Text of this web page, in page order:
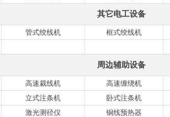
其它电工设备
管式绞线机 框式绞线机
周边辅助设备
高速裁线机 高速缠绕机
立式注条机 卧式注条机
激光测径仪 铜线预热器